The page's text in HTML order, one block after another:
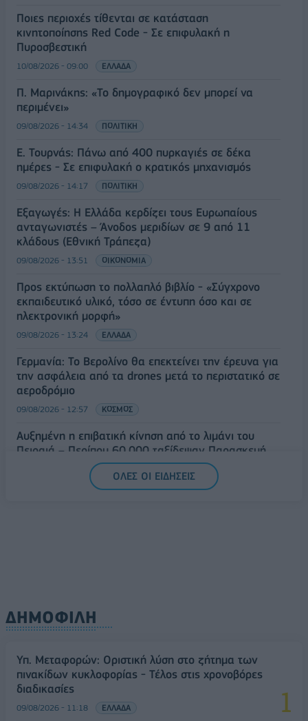
Ποιες περιοχές τίθενται σε κατάσταση
κινητοποίησης Red Code - Σε επιφυλακή η
Πυροσβεστική
10/08/2026 - 09:00 ΕΛΛΑΔΑ
Π. Μαρινάκης: «Το δημογραφικό δεν μπορεί να
περιμένει»
09/08/2026 - 14:34 ΠΟΛΙΤΙΚΗ
Ε. Τουρνάς: Πάνω από 400 πυρκαγιές σε δέκα
ημέρες - Σε επιφυλακή ο κρατικός μηχανισμός
09/08/2026 - 14:17 ΠΟΛΙΤΙΚΗ
Εξαγωγές: Η Ελλάδα κερδίζει τους Ευρωπαίους
ανταγωνιστές – Άνοδος μεριδίων σε 9 από 11
κλάδους (Εθνική Τράπεζα)
09/08/2026 - 13:51 ΟΙΚΟΝΟΜΙΑ
Προς εκτύπωση το πολλαπλό βιβλίο - «Σύγχρονο
εκπαιδευτικό υλικό, τόσο σε έντυπη όσο και σε
ηλεκτρονική μορφή»
09/08/2026 - 13:24 ΕΛΛΑΔΑ
Γερμανία: Το Βερολίνο θα επεκτείνει την έρευνα για
την ασφάλεια από τα drones μετά το περιστατικό σε
αεροδρόμιο
09/08/2026 - 12:57 ΚΟΣΜΟΣ
Αυξημένη η επιβατική κίνηση από το λιμάνι του
Πειραιά – Περίπου 60.000 ταξίδεψαν Παρασκευή
ΟΛΕΣ ΟΙ ΕΙΔΗΣΕΙΣ
ΔΗΜΟΦΙΛΗ
Υπ. Μεταφορών: Οριστική λύση στο ζήτημα των
πινακίδων κυκλοφορίας - Τέλος στις χρονοβόρες
διαδικασίες
09/08/2026 - 11:18 ΕΛΛΑΔΑ